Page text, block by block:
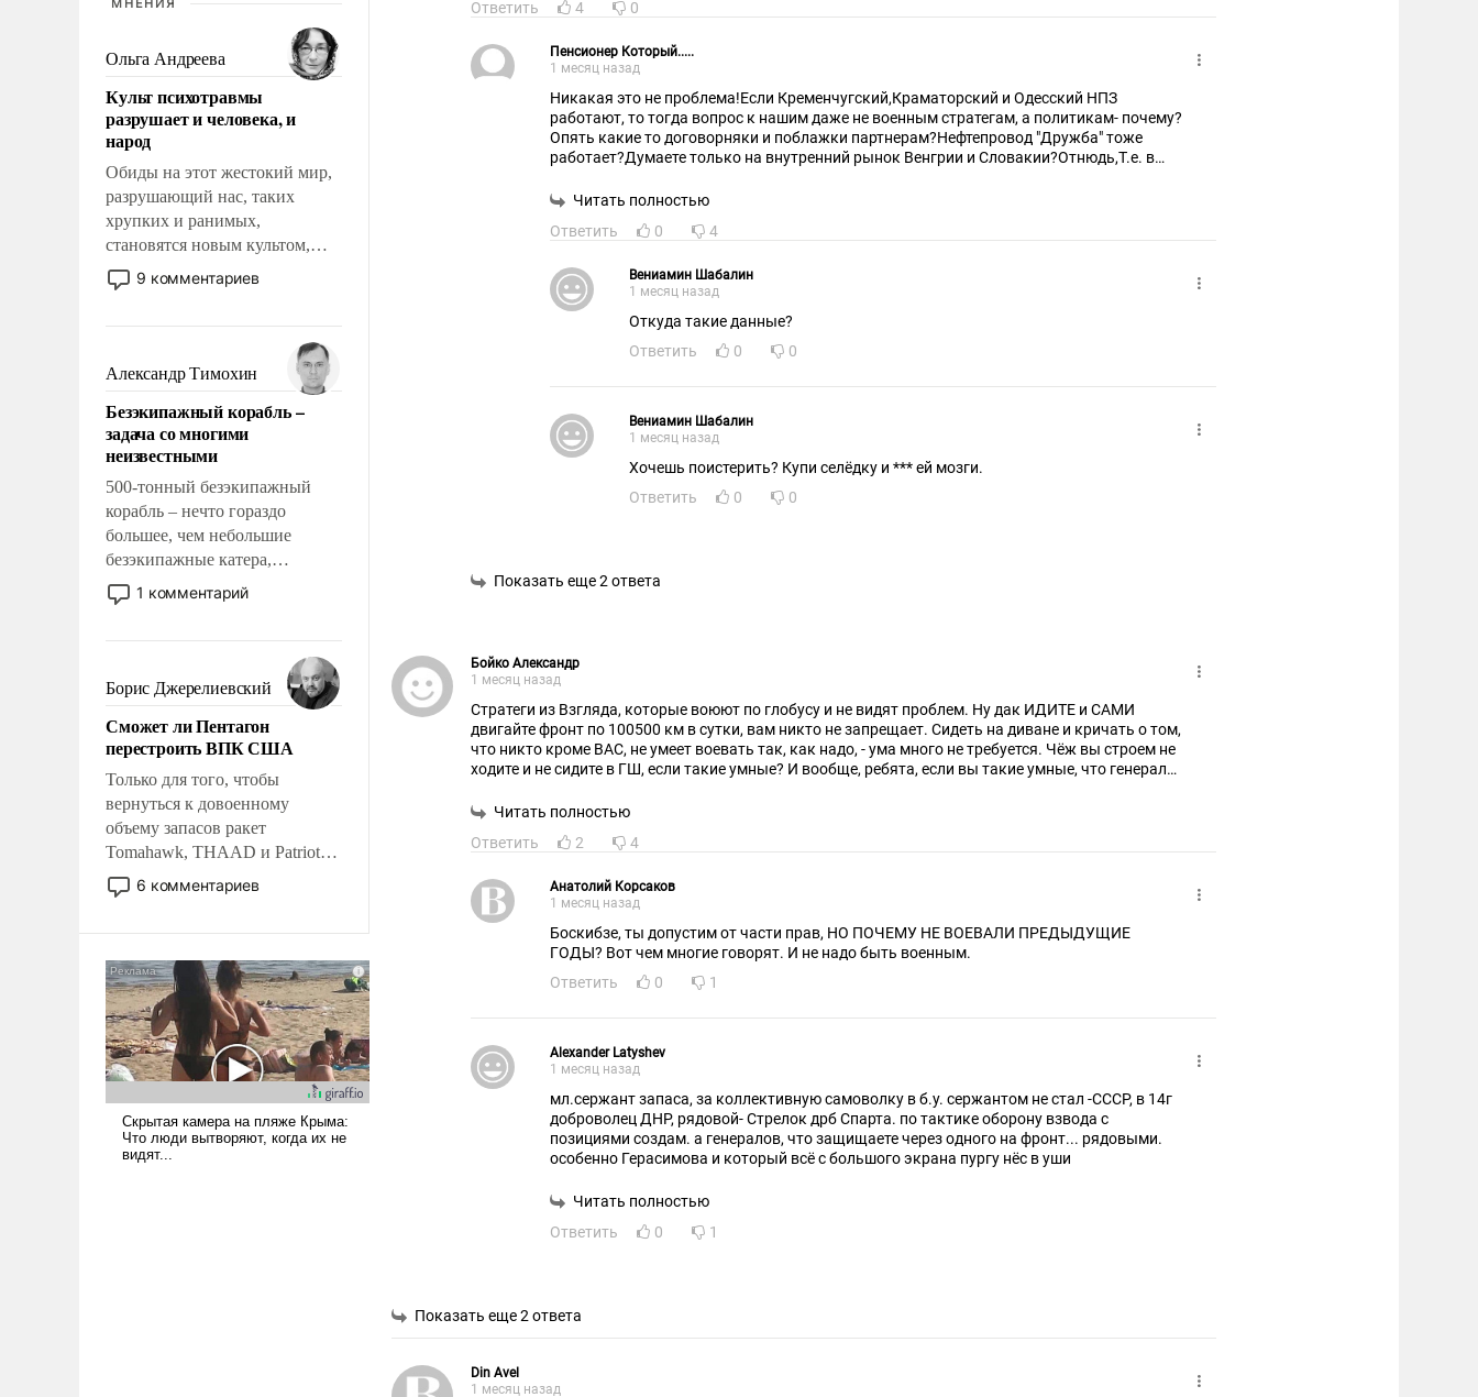
Ольга Андреева
Культ психотравмы
разрушает и человека, и
народ
Обиды на этот жестокий мир,
разрушающий нас, таких
хрупких и ранимых,
становятся новым культом,
постепенно вытесняя и
отменяя традиционное
мужественным и твердым под
ударами судьбы, брать на себя
ответственность, помогать
слабым, идти вперед и
адаптироваться.
9 комментариев
Александр Тимохин
Безэкипажный корабль –
задача со многими
неизвестными
500-тонный безэкипажный
корабль – нечто гораздо
большее, чем небольшие
безэкипажные катера,
применение которых уже
стало обыденностью. Задача по
сложна и амбициозна. Однако
и ее реализация радикально
поднимет наши боевые
возможности.
1 комментарий
Борис Джерелиевский
Сможет ли Пентагон
перестроить ВПК США
Только для того, чтобы
вернуться к довоенному
объему запасов ракет
Tomahawk, THAAD и Patriot
США потребуется более трех
лет. Даже небольшая война с
Сложившаяся ситуация
означает многолетний период
уязвимости США, например,
перед Китаем.
6 комментариев
Ответить
4 0
Пенсионер Который.....
1 месяц назад
Никакая это не проблема!Если Кременчугский,Краматорский и Одесский НПЗ
работают, то тогда вопрос к нашим даже не военным стратегам, а политикам- почему?
Опять какие то договорняки и поблажки партнерам?Нефтепровод "Дружба" тоже
работает?Думаете только на внутренний рынок Венгрии и Словакии?Отнюдь,Т.е. в
снабжают укро-рейх горючим!Ведь намного дешевле, проще и эффективней, как это
тогда заправки становятся бесполезными, как это происходит в России!Тогда на них
Читать полностью
Ответить
0 4
Вениамин Шабалин
1 месяц назад
Откуда такие данные?
Ответить
0 0
Вениамин Шабалин
1 месяц назад
Хочешь поистерить? Купи селёдку и *** ей мозги.
Ответить
0 0
Показать еще 2 ответа
Бойко Александр
1 месяц назад
Стратеги из Взгляда, которые воюют по глобусу и не видят проблем. Ну дак ИДИТЕ и САМИ
двигайте фронт по 100500 км в сутки, вам никто не запрещает. Сидеть на диване и кричать о том,
что никто кроме ВАС, не умеет воевать так, как надо, - ума много не требуется. Чёж вы строем не
ходите и не сидите в ГШ, если такие умные? И вообще, ребята, если вы такие умные, что генералы
образование, в том числе военное. Ну, чтобы понимать, насколько вы выдающиеся из общей
убийств - за слова.
Читать полностью
Ответить
2 4
Анатолий Корсаков
1 месяц назад
Боскибзе, ты допустим от части прав, НО ПОЧЕМУ НЕ ВОЕВАЛИ ПРЕДЫДУЩИЕ
ГОДЫ? Вот чем многие говорят. И не надо быть военным.
Ответить
0 1
Alexander Latyshev
1 месяц назад
мл.сержант запаса, за коллективную самоволку в б.у. сержантом не стал -СССР, в 14г
доброволец ДНР, рядовой- Стрелок дрб Спарта. по тактике оборону взвода с
позициями создам. а генералов, что защищаете через одного на фронт... рядовыми.
особенно Герасимова и который всё с большого экрана пургу нёс в уши
Читать полностью
Ответить
0 1
Показать еще 2 ответа
Din Avel
1 месяц назад